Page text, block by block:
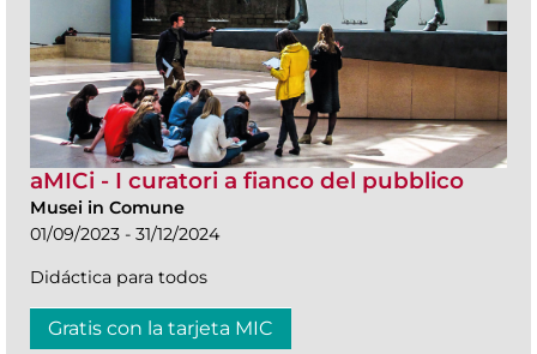
aMICi - I curatori a fianco del pubblico
Musei in Comune
01/09/2023 - 31/12/2024
Didáctica para todos
Gratis con la tarjeta MIC